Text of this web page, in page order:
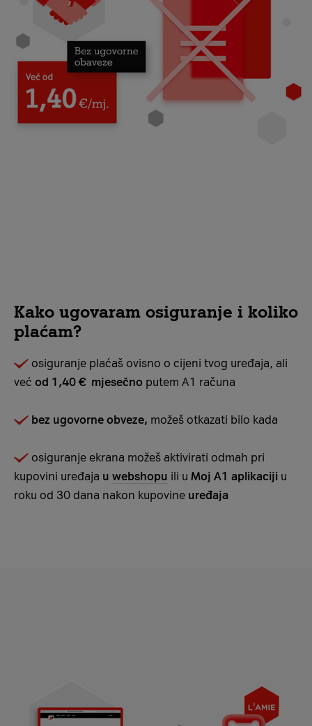
Kako ugovaram osiguranje i koliko
plaćam?
osiguranje plaćaš ovisno o cijeni tvog uređaja, ali
već od 1,40 €mjesečno putem A1 računa
bez ugovorne obveze, možeš otkazati bilo kada
osiguranje ekrana možeš aktivirati odmah pri
kupovini uređaja u webshopu ili u Moj A1 aplikaciji u
roku od 30 dana nakon kupovine uređaja